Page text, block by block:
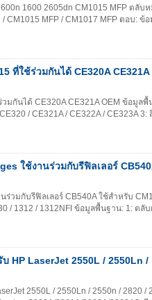
1600 2605dn CM1015 MFP ตลับ
/ CM1015 MFP / CM1017 MFP ตอบ:
ที่ใช้ร่วมกันได้ CE320A CE321A
มกันได้ CE320A CE321A OEM ข้อมูล
/ CE321A / CE322A / CE323A 3:
ใช้งานร่วมกับรีฟิลเลอร์
ร่วมกับรีฟิลเลอร์ CB540A ใช้สำหรับ
/ 1312 / 1312NFI ข้อมูลพื้นฐาน: 1: ตลั
HP LaserJet 2550L / 2550Ln /
2550L / 2550Ln / 2550n / 2820